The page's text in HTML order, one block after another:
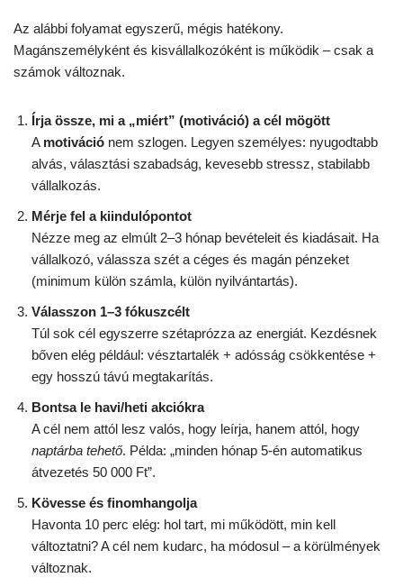
Az alábbi folyamat egyszerű, mégis hatékony.
Magánszemélyként és kisvállalkozóként is működik – csak a
számok változnak.
Írja össze, mi a „miért” (motiváció) a cél mögött
A motiváció nem szlogen. Legyen személyes: nyugodtabb
alvás, választási szabadság, kevesebb stressz, stabilabb
vállalkozás.
Mérje fel a kiindulópontot
Nézze meg az elmúlt 2–3 hónap bevételeit és kiadásait. Ha
vállalkozó, válassza szét a céges és magán pénzeket
(minimum külön számla, külön nyilvántartás).
Válasszon 1–3 fókuszcélt
Túl sok cél egyszerre szétaprózza az energiát. Kezdésnek
bőven elég például: vésztartalék + adósság csökkentése +
egy hosszú távú megtakarítás.
Bontsa le havi/heti akciókra
A cél nem attól lesz valós, hogy leírja, hanem attól, hogy
naptárba tehető. Példa: „minden hónap 5-én automatikus
átvezetés 50 000 Ft”.
Kövesse és finomhangolja
Havonta 10 perc elég: hol tart, mi működött, min kell
változtatni? A cél nem kudarc, ha módosul – a körülmények
változnak.